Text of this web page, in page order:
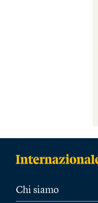
Chi siamo